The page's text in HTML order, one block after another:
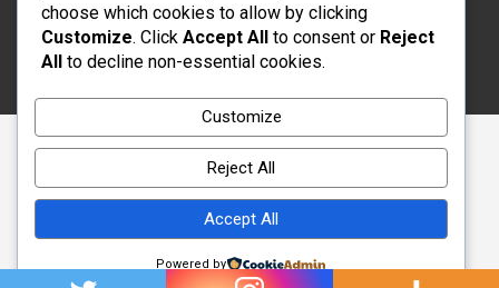
Copyright © 2026Rénovation et Décoration
Thème par :Theme Horse
choose which cookies to allow by clicking
Customize. Click Accept All to consent or Reject
All to decline non-essential cookies.
Customize
Reject All
Accept All
Powered by